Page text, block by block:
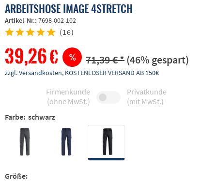
ARBEITSHOSE IMAGE 4STRETCH
Artikel-Nr.: 7698-002-102
(16)
39,26 € 71,39 € *(46% gespart)
zzgl. Versandkosten, KOSTENLOSER VERSAND AB 150€
Firmenkunde
(ohne MwSt.)
Privatkunde
(mit MwSt.)
Farbe: schwarz
Größe: